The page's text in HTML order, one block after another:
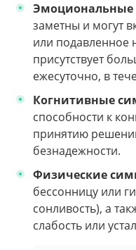
заметны и могут
или подавленное
присутствует
ежесуточно, в
Когнитивные
способности к
принятию
безнадежности.
Физические
бессонницу или
сонливость), а
слабость или